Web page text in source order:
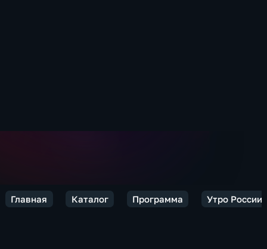
Главная Каталог Программа Утро